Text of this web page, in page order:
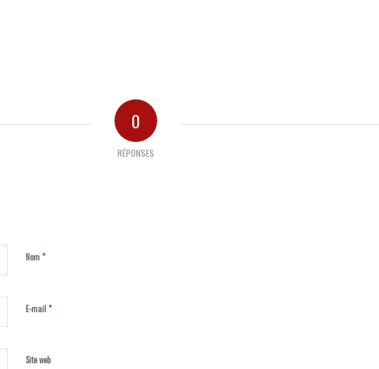
0
RÉPONSES
Nom*
E-mail*
Site web